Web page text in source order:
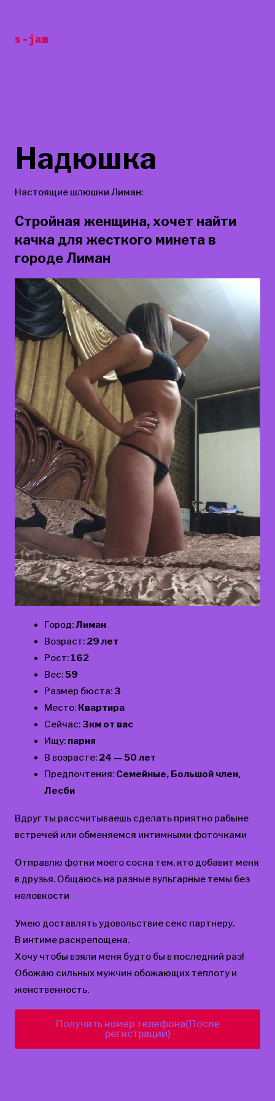
содержанию
s-jam
Надюшка
Настоящие шлюшки Лиман:
Стройная женщина, хочет найти
качка для жесткого минета в
городе Лиман
Город:Лиман
Возраст: 29 лет
Рост: 162
Вес:59
Размер бюста: 3
Место: Квартира
Сейчас: 3км от вас
Ищу: парня
В возрасте: 24 — 50 лет
Предпочтения: Семейные, Большой член,
Лесби
Вдруг ты рассчитываешь сделать приятно рабыне
встречей или обменяемся интимными фоточками
Отправлю фотки моего соска тем, кто добавит меня
в друзья. Общаюсь на разные вульгарные темы без
неловкости
Умею доставлять удовольствие секс партнеру.
В интиме раскрепощена.
Хочу чтобы взяли меня будто бы в последний раз!
Обожаю сильных мужчин обожающих теплоту и
женственность.
Получить номер телефона(После
регистрации)